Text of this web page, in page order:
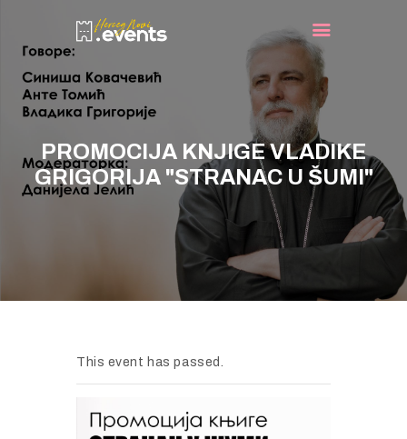
PROMOCIJA KNJIGE VLADIKE
GRIGORIJA "STRANAC U ŠUMI"
NASLOVNA
DOGAĐAJI
TURIST INFO
This event has passed.